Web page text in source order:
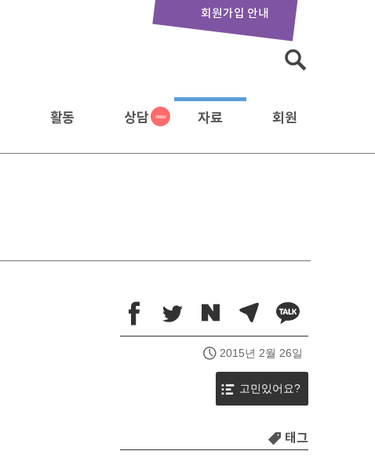
회원가입 안내
활동 상담 자료 회원
2015년 2월 26일
고민있어요?
태그